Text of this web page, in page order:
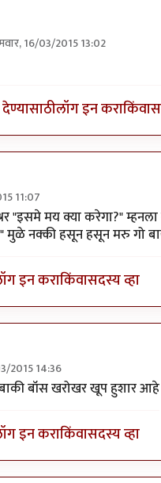
16/03/2015 13:02
लॉग इन कराकिंवा
11:07
"इसमे मय क्या करेगा?"
मुळे नक्की हसून हसून मरु गो
इन कराकिंवासदस्य व्हा
2015 14:36
बॉस खरोखर खूप हुशार आहे
इन कराकिंवासदस्य व्हा